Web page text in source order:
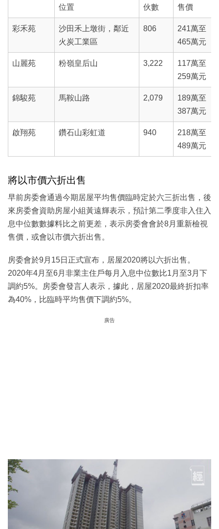
位置 伙數 售價
彩禾苑
沙田禾上墩街，鄰近
火炭工業區
806
241萬至
465萬元
山麗苑 粉嶺皇后山 3,222
117萬至
259萬元
錦駿苑 馬鞍山路 2,079
189萬至
387萬元
啟翔苑 鑽石山彩虹道 940
218萬至
489萬元
將以市價六折出售
早前房委會通過今期居屋平均售價臨時定於六三折出售，後
來房委會資助房屋小組黃遠輝表示，預計第二季度非入住入
息中位數數據料比之前更差，表示房委會會於8月重新檢視
售價，或會以市價六折出售。
房委會於9月15日正式宣布，居屋2020將以六折出售。
2020年4月至6月非業主住戶每月入息中位數比1月至3月下
調約5%。房委會發言人表示，據此，居屋2020最終折扣率
為40%，比臨時平均售價下調約5%。
廣告